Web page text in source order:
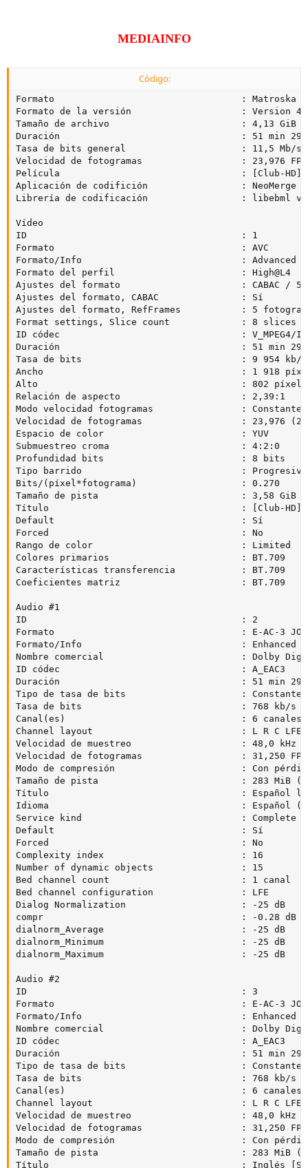
MEDIAINFO
Código:
Formato                                  : Matroska
Formato de la versión                    : Version 4
Tamaño de archivo                        : 4,13 GiB
Duración                                 : 51 min 29
Tasa de bits general                     : 11,5 Mb/s
Velocidad de fotogramas                  : 23,976 FPS
Película                                 : [Club-HD]
Aplicación de codifición                 : NeoMerge
Librería de codificación                 : libebml
Vídeo
ID                                       : 1
Formato                                  : AVC
Formato/Info                             : Advanced
Formato del perfil                       : High@L4
Ajustes del formato                      : CABAC / 5
Ajustes del formato, CABAC               : Sí
Ajustes del formato, RefFrames           : 5
Format settings, Slice count             : 8 slices
ID códec                                 : V_MPEG4/
Duración                                 : 51 min 29
Tasa de bits                             : 9 954 kb/s
Ancho                                    : 1 918
Alto                                     : 802
Relación de aspecto                      : 2,39:1
Modo velocidad fotogramas                : Constante
Velocidad de fotogramas                  : 23,976
Espacio de color                         : YUV
Submuestreo croma                        : 4:2:0
Profundidad bits                         : 8 bits
Tipo barrido                             : Progresivo
Bits/(píxel*fotograma)                   : 0.270
Tamaño de pista                          : 3,58 GiB
Título                                   : [Club-HD]
Default                                  : Sí
Forced                                   : No
Rango de color                           : Limited
Colores primarios                        : BT.709
Características transferencia            : BT.709
Coeficientes matriz                      : BT.709
Audio #1
ID                                       : 2
Formato                                  : E-AC-3 JOC
Formato/Info                             : Enhanced AC-
Nombre comercial                         : Dolby
ID códec                                 : A_EAC3
Duración                                 : 51 min 29
Tipo de tasa de bits                     : Constante
Tasa de bits                             : 768 kb/s
Canal(es)                                : 6 canales
Channel layout                           : L R C LFE
Velocidad de muestreo                    : 48,0 kHz
Velocidad de fotogramas                  : 31,250 FPS
Modo de compresión                       : Con
Tamaño de pista                          : 283 MiB
Título                                   : Español
Idioma                                   : Español
Service kind                             : Complete
Default                                  : Sí
Forced                                   : No
Complexity index                         : 16
Number of dynamic objects                : 15
Bed channel count                        : 1 canal
Bed channel configuration                : LFE
Dialog Normalization                     : -25 dB
compr                                    : -0.28 dB
dialnorm_Average                         : -25 dB
dialnorm_Minimum                         : -25 dB
dialnorm_Maximum                         : -25 dB
Audio #2
ID                                       : 3
Formato                                  : E-AC-3 JOC
Formato/Info                             : Enhanced AC-
Nombre comercial                         : Dolby
ID códec                                 : A_EAC3
Duración                                 : 51 min 29
Tipo de tasa de bits                     : Constante
Tasa de bits                             : 768 kb/s
Canal(es)                                : 6 canales
Channel layout                           : L R C LFE
Velocidad de muestreo                    : 48,0 kHz
Velocidad de fotogramas                  : 31,250 FPS
Modo de compresión                       : Con
Tamaño de pista                          : 283 MiB
Título                                   : Inglés